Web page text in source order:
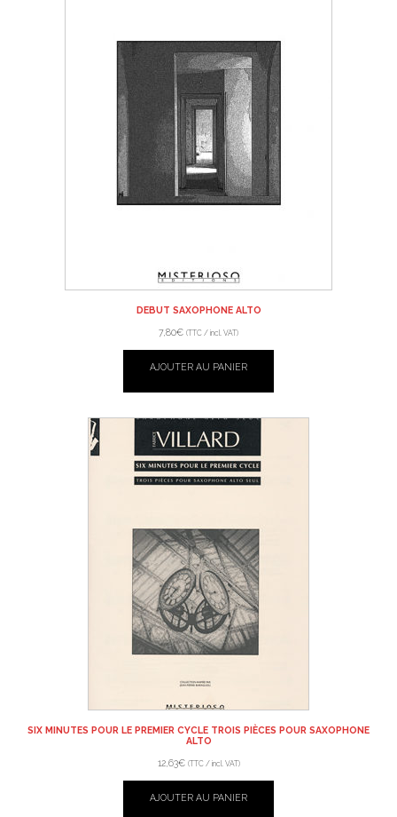
DEBUT SAXOPHONE ALTO
7,80€ (TTC / incl. VAT)
AJOUTER AU PANIER
SIX MINUTES POUR LE PREMIER CYCLE TROIS PIÈCES POUR SAXOPHONE
ALTO
12,63€ (TTC / incl. VAT)
AJOUTER AU PANIER